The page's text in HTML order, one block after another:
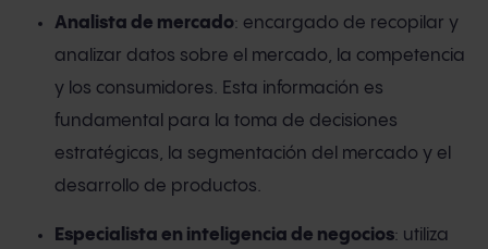
Analista de mercado: encargado de recopilar y
analizar datos sobre el mercado, la competencia
y los consumidores. Esta información es
fundamental para la toma de decisiones
estratégicas, la segmentación del mercado y el
desarrollo de productos.
Especialista en inteligencia de negocios: utiliza